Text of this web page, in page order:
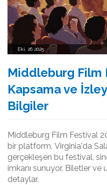
Eki, 26 2025
Middleburg Film
Kapsama ve
Bilgiler
Middleburg Film Festival
bir platform. Virginia'da
gerçekleşen bu festival,
imkanı sunuyor. Biletler ve
detaylar.